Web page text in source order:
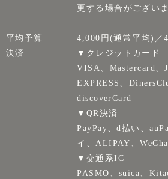
更する場合がございま
平均予算
4,000円(通常平均)／
決済
▼クレジットカード
VISA、Mastercard、
EXPRESS、
discoverCard
▼QR決済
PayPay、d払い、
イ、ALIPAY、
▼交通系IC
PASMO、suica、